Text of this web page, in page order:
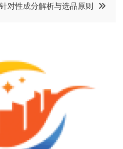
对性成分解析与选品原则